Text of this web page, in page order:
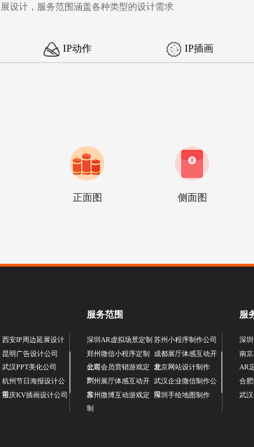
设计，服务范围涵盖各种类型的设计需求
IP动作 IP插画
正面图 侧面图
西安IP周边延展设计
昆明广告设计公司
武汉PPT美化公司
杭州节日海报设计公
司
重庆KV插画设计公司
服务范围
深圳AR虚拟场景定制
郑州微信小程序定制
公司
北京会员营销游戏定
制
广州展厅体感互动开
发
苏州微博互动游戏定
制
苏州小程序制作公司
成都展厅体感互动开
发
北京网站设计制作
武汉企业微信制作公
司
深圳手绘地图制作
服
深
南
AR
合
武